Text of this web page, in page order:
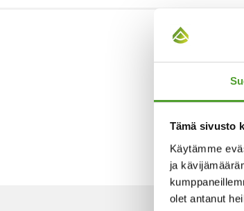
Tämä sivusto
Käytämme
ja
olet antanut
OTA
Taru Hatakka
+358 40 451